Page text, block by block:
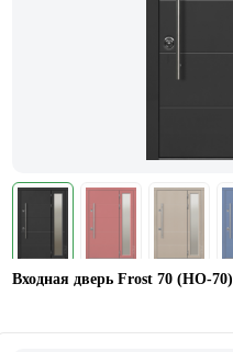
Входная дверь Frost 70 (НO-70)